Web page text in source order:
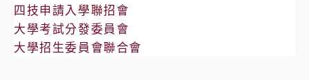
四技申請入學聯招會
大學考試分發委員會
大學招生委員會聯合會